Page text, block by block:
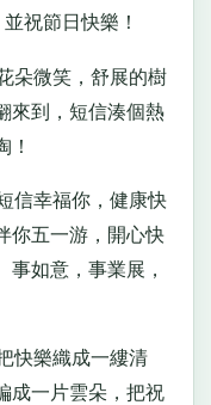
祝節日快樂！
微笑，舒展的樹
來到，短信湊個熱
！
幸福你，健康快
你五一游，開心快
如意，事業展，
樂織成一縷清
成一片雲朵，把祝